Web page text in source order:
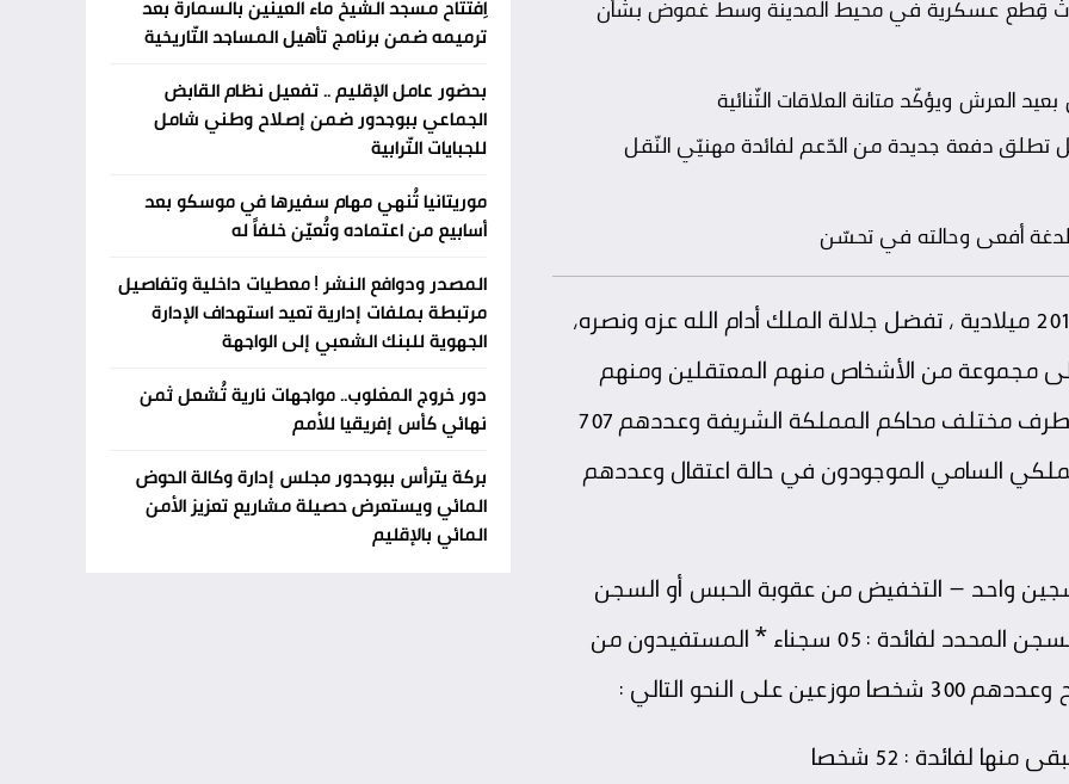
ثلاث قِطع عسكرية في محيط المدينة وسط غموض بشأن
العرش ويؤكّد متانة العلاقات الثّنائية
تطلق دفعة جديدة من الدّعم لفائدة مهنيّي النّقل
أفعى وحالته في تحسّن
“بمناسبة عيد الفطر السعيد لسنة 1439 هجرية 2018 ميلادية ، تفضل جلالة الملك أدام الله عزه ونصره،
مجموعة من الأشخاص منهم المعتقلين ومنهم
الموجودين في حالة سراح ، المحكوم عليهم من طرف مختلف محاكم المملكة الشريفة وعددهم 707
السامي الموجودون في حالة اعتقال وعددهم
واحد – التخفيض من عقوبة الحبس أو السجن
لفائدة : 401 سجينا – تحويل السجن المؤبد إلى السجن المحدد لفائدة : 05 سجناء * المستفيدون من
النحو التالي :
لفائدة : 52 شخصا
اِفتتاح مسجد الشيخ ماء العينين بالسمارة بعد
ترميمه ضمن برنامج تأهيل المساجد التّاريخية
بحضور عامل الإقليم .. تفعيل نظام القابض
الجماعي ببوجدور ضمن إصلاح وطني شامل
للجبايات التّرابية
موريتانيا تُنهي مهام سفيرها في موسكو بعد
أسابيع من اعتماده وتُعيّن خلفاً له
المصدر ودوافع النشر ! معطيات داخلية وتفاصيل
مرتبطة بملفات إدارية تعيد استهداف الإدارة
الجهوية للبنك الشعبي إلى الواجهة
دور خروج المغلوب.. مواجهات نارية تُشعل ثمن
نهائي كأس إفريقيا للأمم
بركة يترأس ببوجدور مجلس إدارة وكالة الحوض
المائي ويستعرض حصيلة مشاريع تعزيز الأمن
المائي بالإقليم